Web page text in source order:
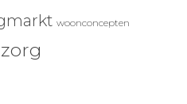
woonconcepten
zorg